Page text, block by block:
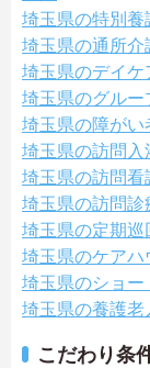
埼玉県の特別養
埼玉県の通所介
埼玉県のデイケ
埼玉県のグルー
埼玉県の障がい
埼玉県の訪問入
埼玉県の訪問看
埼玉県の訪問診
埼玉県の定期巡
埼玉県のケアハ
埼玉県のショー
埼玉県の養護老
こだわり条